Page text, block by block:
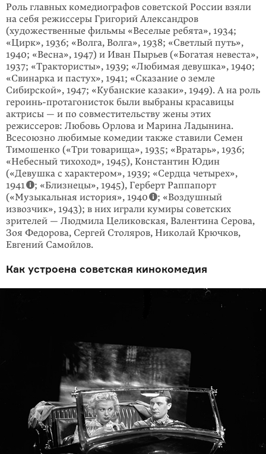
Роль главных комедиографов советской России взяли
на себя режиссеры Григорий Александров
(художественные фильмы «Веселые ребята», 1934;
«Цирк», 1936; «Волга, Волга», 1938; «Светлый путь»,
1940; «Весна», 1947) и Иван Пырьев («Богатая невеста»,
1937; «Трактористы», 1939; «Любимая девушка», 1940;
«Свинарка и пастух», 1941; «Сказание о земле
Сибирской», 1947; «Кубанские казаки», 1949). А на роль
героинь-протагонисток были выбраны красавицы
актрисы — и по совместительству жены этих
режиссеров: Любовь Орлова и Марина Ладынина.
Всесоюзно любимые комедии также ставили Семен
Тимошенко («Три товарища», 1935; «Вратарь», 1936;
«Небесный тихоход», 1945), Константин Юдин
(«Девушка с характером», 1939; «Сердца четырех»,
1941
; «Близнецы», 1945), Герберт Раппапорт
(«Музыкальная история», 1940
; «Воздушный
извозчик», 1943); в них играли кумиры советских
зрителей — Людмила Целиковская, Валентина Серова,
Зоя Федорова, Сергей Столяров, Николай Крючков,
Евгений Самойлов.
Как устроена советская кинокомедия